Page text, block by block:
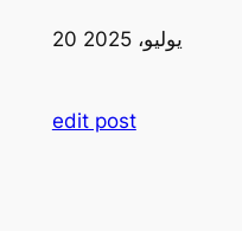
20 يوليو، 2025
edit post